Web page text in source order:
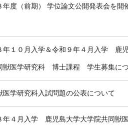
年度（前期） 学位論文公開発表会を開
年１０月入学＆令和９年４月入学 鹿
獣医学研究科 博士課程 学生募集に
医学研究科入試問題の公表について
年４月入学 鹿児島大学大学院共同獣